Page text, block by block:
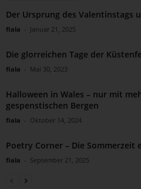
Der Ursprung des Valentinstags
fiala - Januar 21, 2025
Die glorreichen Tage der
fiala - Mai 30, 2023
Halloween in Wales – nur mit
gespenstischen Bergen
fiala - Oktober 14, 2024
Poetry Corner – Die Sommerzeit
fiala - September 21, 2025